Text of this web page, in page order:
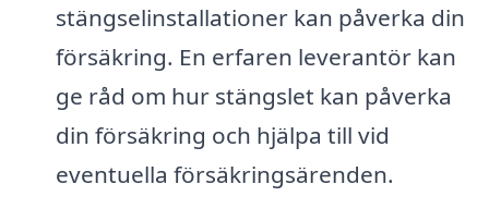
stängselinstallationer kan påverka din
försäkring. En erfaren leverantör kan
ge råd om hur stängslet kan påverka
din försäkring och hjälpa till vid
eventuella försäkringsärenden.